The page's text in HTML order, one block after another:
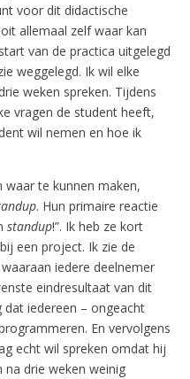
voor dit didactische
allemaal zelf waar kan
van de practica uitgelegd
weggelegd. Ik wil elke
weken spreken. Tijdens
vragen de student heeft,
wil nemen en hoe ik
waar te kunnen maken,
. Hun primaire reactie
standup!”. Ik heb ze kort
een project. Ik zie de
iedere deelnemer
eindresultaat van dit
iedereen – ongeacht
En vervolgens
echt wil spreken omdat hij
drie weken weinig